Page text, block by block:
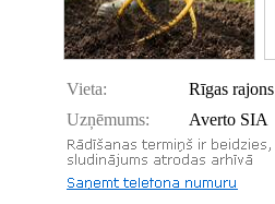
Vieta:
Rīgas rajons
Uzņēmums:
Averto SIA